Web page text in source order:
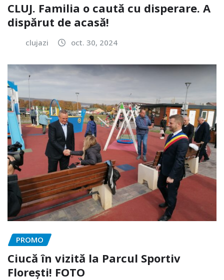
CLUJ. Familia o caută cu disperare. A
dispărut de acasă!
clujazi oct. 30, 2024
PROMO
Ciucă în vizită la Parcul Sportiv
Florești! FOTO